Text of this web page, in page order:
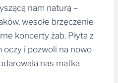
nam naturą –
wesołe brzęczenie
koncerty żab. Płyta z
i pozwoli na nowo
nas matka